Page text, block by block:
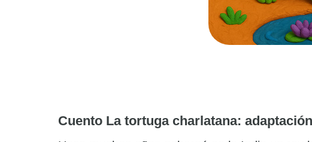
Cuento La tortuga charlatana: